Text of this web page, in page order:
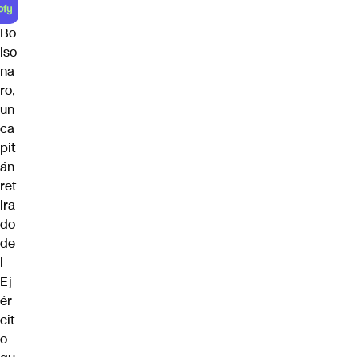
Bo
lso
na
ro,
un
ca
pit
án
ret
ira
do
de
l
Ej
ér
cit
o